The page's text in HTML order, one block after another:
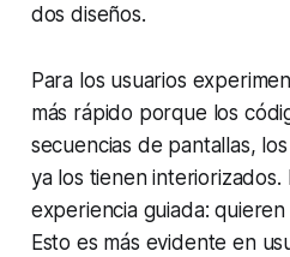
dos diseños.
Para los usuarios
más rápido porque los
secuencias de pantallas,
ya los tienen interiorizados.
experiencia guiada:
Esto es más evidente en